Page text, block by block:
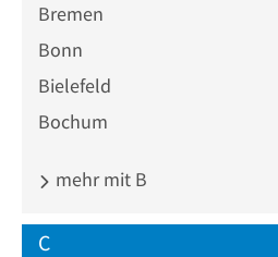
Bremen
Bonn
Bielefeld
Bochum
mehr mit B
C